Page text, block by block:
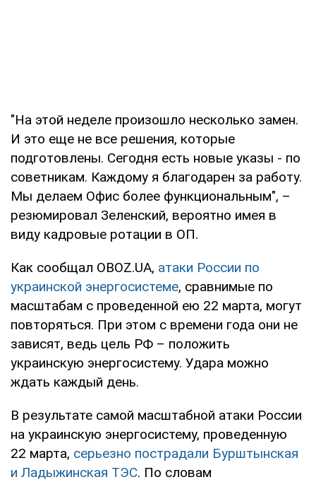
"На этой неделе произошло несколько замен.
И это еще не все решения, которые
подготовлены. Сегодня есть новые указы - по
советникам. Каждому я благодарен за работу.
Мы делаем Офис более функциональным", –
резюмировал Зеленский, вероятно имея в
виду кадровые ротации в ОП.
Как сообщал OBOZ.UA, атаки России по
украинской энергосистеме, сравнимые по
масштабам с проведенной ею 22 марта, могут
повторяться. При этом с времени года они не
зависят, ведь цель РФ – положить
украинскую энергосистему. Удара можно
ждать каждый день.
В результате самой масштабной атаки России
на украинскую энергосистему, проведенную
22 марта, серьезно пострадали Бурштынская
и Ладыжинская ТЭС. По словам